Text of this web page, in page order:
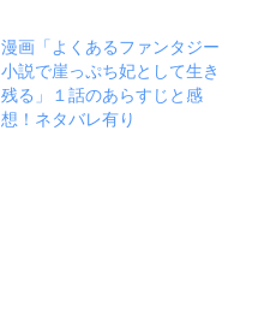
漫画「よくあるファンタジー
小説で崖っぷち妃として生き
残る」１話のあらすじと感
想！ネタバレ有り